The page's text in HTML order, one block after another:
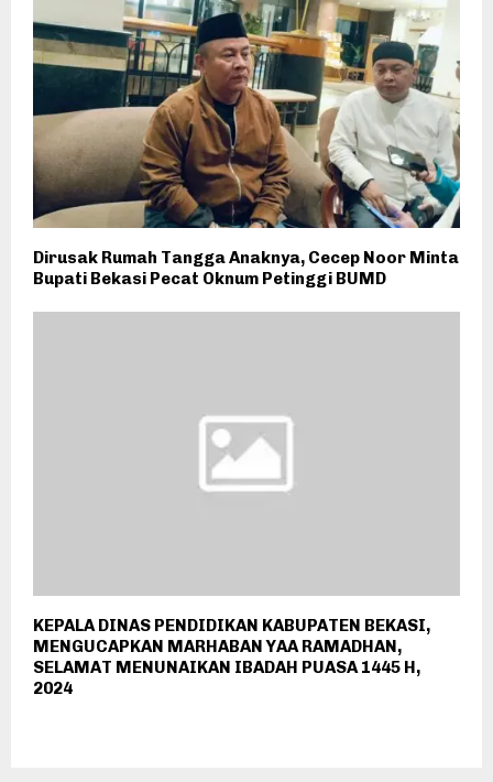
Dirusak Rumah Tangga Anaknya, Cecep Noor Minta
Bupati Bekasi Pecat Oknum Petinggi BUMD
KEPALA DINAS PENDIDIKAN KABUPATEN BEKASI,
MENGUCAPKAN MARHABAN YAA RAMADHAN,
SELAMAT MENUNAIKAN IBADAH PUASA 1445 H,
2024